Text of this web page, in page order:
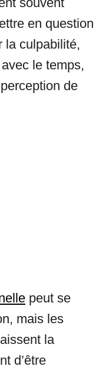
en question
la culpabilité,
le temps,
de
peut se
mais les
la
d’être